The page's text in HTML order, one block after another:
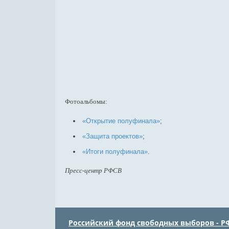
Фотоальбомы:
«Открытие полуфинала»;
«Защита проектов»;
«Итоги полуфинала».
Пресс-центр РФСВ
Российский фонд свободных выборов -